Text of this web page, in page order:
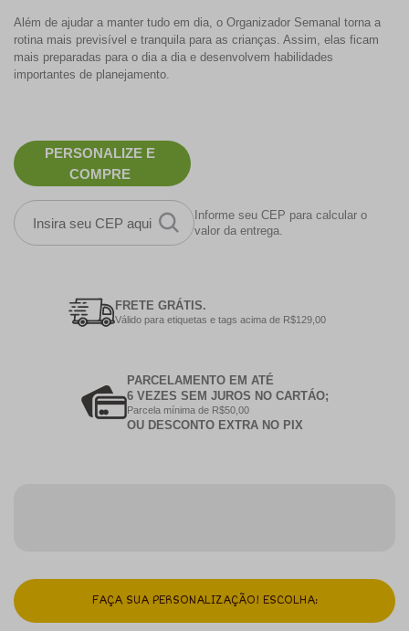
Além de ajudar a manter tudo em dia, o Organizador Semanal torna a
rotina mais previsível e tranquila para as crianças. Assim, elas ficam
mais preparadas para o dia a dia e desenvolvem habilidades
importantes de planejamento.
PERSONALIZE E
COMPRE
Informe seu CEP para calcular o
valor da entrega.
FRETE GRÁTIS.
Válido para etiquetas e tags acima de R$129,00
PARCELAMENTO EM ATÉ
6 VEZES SEM JUROS NO CARTÁO;
Parcela mínima de R$50,00
OU DESCONTO EXTRA NO PIX
FAÇA SUA PERSONALIZAÇÃO! ESCOLHA: